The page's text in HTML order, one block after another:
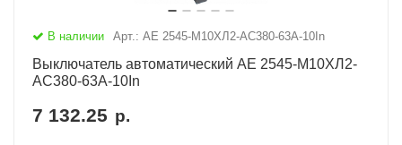
В наличии Арт.: АЕ 2545-М10ХЛ2-AC380-63А-10In
Выключатель автоматический АЕ 2545-М10ХЛ2-
AC380-63А-10In
7 132.25 р.